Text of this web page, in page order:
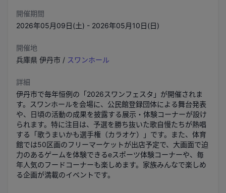
開催期間
2026年05月09日(土) - 2026年05月10日(日)
開催地
兵庫県 伊丹市 / スワンホール
詳細
伊丹市で毎年恒例の「2026スワンフェスタ」が開催されま
す。スワンホールを会場に、公民館登録団体による舞台発表
や、日頃の活動の成果を披露する展示・体験コーナーが設け
られます。特に注目は、予選を勝ち抜いた歌自慢たちが熱唱
する「歌うまいかも選手権（カラオケ）」です。また、体育
館では50区画のフリーマーケットが出店予定で、大画面で迫
力のあるゲームを体験できるeスポーツ体験コーナーや、毎
年人気のフードコーナーも楽しめます。家族みんなで楽しめ
る企画が満載のイベントです。